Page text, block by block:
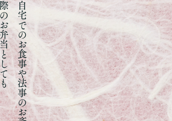
当としても